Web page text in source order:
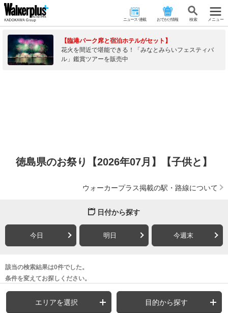
ニュース･連載 おでかけ情報 検 索 メニュー
【臨港パーク席と宿泊ホテルがセット】
花火を間近で堪能できる！「みなとみらいフェスティバ
ル」鑑賞ツアーを販売中
徳島県のお祭り【2026年07月】【子供と】
ウォーカープラス掲載の駅・路線について
日付から探す
今日 明日 今週末
該当の検索結果は0件でした。
条件を変えてお探しください。
エリアを選択 目的から探す